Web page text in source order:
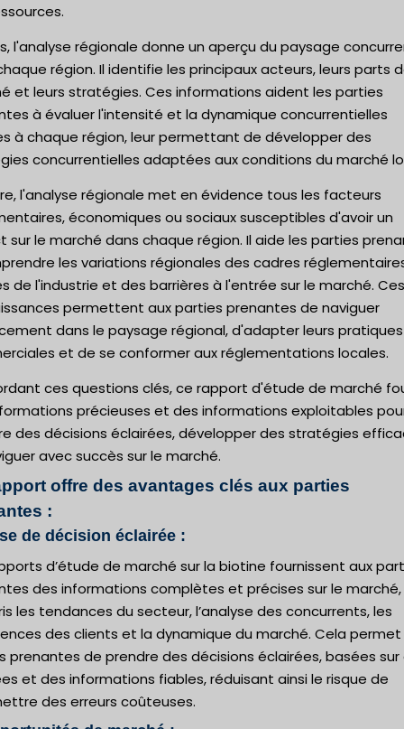
l'analyse régionale donne un aperçu du paysage
région. Il identifie les principaux acteurs, leurs parts
et leurs stratégies. Ces informations aident les parties
à évaluer l'intensité et la dynamique concurrentielles
à chaque région, leur permettant de développer des
concurrentielles adaptées aux conditions du marché
l'analyse régionale met en évidence tous les facteurs
économiques ou sociaux susceptibles d'avoir un
sur le marché dans chaque région. Il aide les parties
les variations régionales des cadres
de l'industrie et des barrières à l'entrée sur le marché. Ces
permettent aux parties prenantes de naviguer
dans le paysage régional, d'adapter leurs pratiques
et de se conformer aux réglementations locales.
ces questions clés, ce rapport d'étude de marché
précieuses et des informations exploitables
des décisions éclairées, développer des stratégies
avec succès sur le marché.
offre des avantages clés aux parties
:
de décision éclairée :
d’étude de marché sur la biotine fournissent aux
des informations complètes et précises sur le marché,
les tendances du secteur, l’analyse des concurrents, les
des clients et la dynamique du marché. Cela permet
prenantes de prendre des décisions éclairées, basées sur
et des informations fiables, réduisant ainsi le risque de
des erreurs coûteuses.